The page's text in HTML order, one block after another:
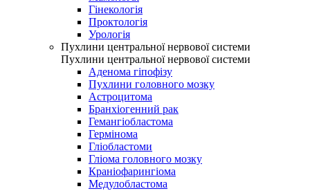
Гінекологія
Проктологія
Урологія
Пухлини центральної нервової системи
Пухлини центральної нервової системи
Аденома гіпофізу
Пухлини головного мозку
Астроцитома
Бранхіогенний рак
Гемангіобластома
Гермінома
Гліобластоми
Гліома головного мозку
Краніофарингіома
Медулобластома